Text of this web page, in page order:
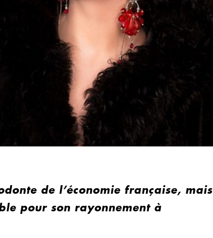
de l’économie française, mais
pour son rayonnement à